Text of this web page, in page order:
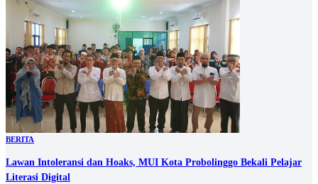
BERITA
‎Lawan Intoleransi dan Hoaks, MUI Kota Probolinggo Bekali Pelajar
Literasi Digital